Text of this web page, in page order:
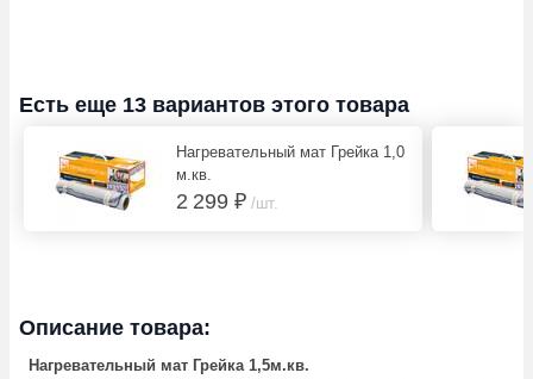
Есть еще 13 вариантов этого товара
Нагревательный мат Грейка 1,0
м.кв.
2 299 ₽ /шт.
Описание товара:
Нагревательный мат Грейка 1,5м.кв.